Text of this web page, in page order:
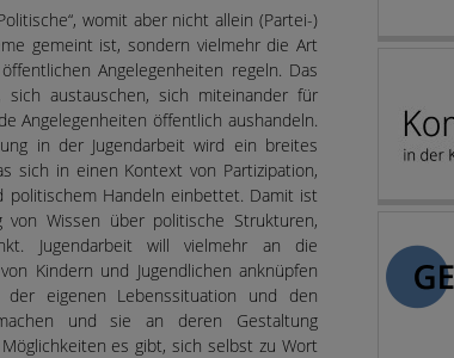
womit aber nicht allein (Partei-)
gemeint ist, sondern vielmehr die Art
Angelegenheiten regeln. Das
austauschen, sich miteinander für
Angelegenheiten öffentlich aushandeln.
in der Jugendarbeit wird ein breites
sich in einen Kontext von Partizipation,
politischem Handeln einbettet. Damit ist
Wissen über politische Strukturen,
Jugendarbeit will vielmehr an die
Kindern und Jugendlichen anknüpfen
eigenen Lebenssituation und den
und sie an deren Gestaltung
es gibt, sich selbst zu Wort